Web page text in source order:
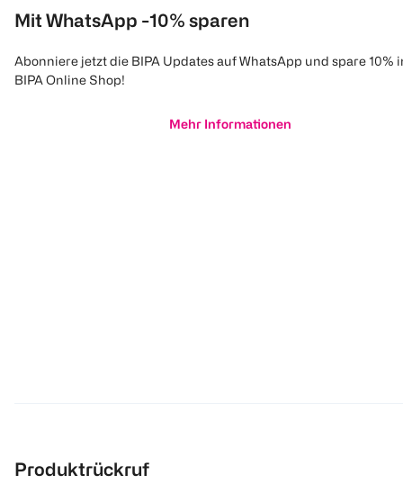
Mit WhatsApp -10% sparen
Abonniere jetzt die BIPA Updates auf WhatsApp und spare 10%
BIPA Online Shop!
Mehr Informationen
Produktrückruf